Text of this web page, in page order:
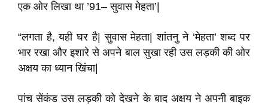
एक ओर लिखा था ’91– सुवास मेहता’|
“लगता है, यही घर है| सुवास मेहता| शांतनु ने ‘मेहता’ शब्द पर
भार रखा और इशारे से अपने बाल सुखा रही उस लड़की की ओर
अक्षय का ध्यान खिंचा|
पांच सेंकंड उस लड़की को देखने के बाद अक्षय ने अपनी बाइक